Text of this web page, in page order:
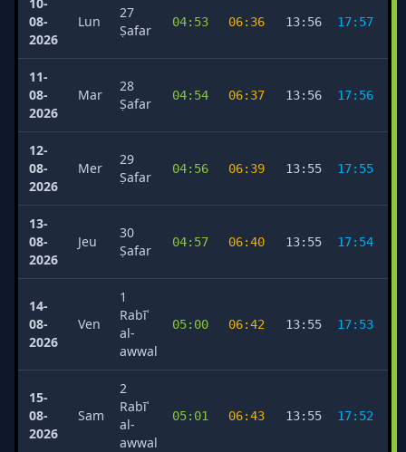
08-
2026
Lun
27
Ṣafar
04:53 06:36 13:56 17:57
11-
08-
2026
Mar
28
Ṣafar
04:54 06:37 13:56 17:56
12-
08-
2026
Mer
29
Ṣafar
04:56 06:39 13:55 17:55
13-
08-
2026
Jeu
30
Ṣafar
04:57 06:40 13:55 17:54
14-
08-
2026
Ven
1
Rabīʿ
al-
awwal
05:00 06:42 13:55 17:53
15-
08-
2026
Sam
2
Rabīʿ
al-
awwal
05:01 06:43 13:55 17:52